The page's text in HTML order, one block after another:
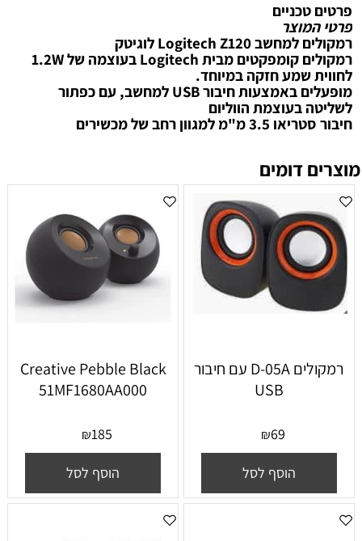
פרטים טכניים
פרטי המוצר
רמקולים למחשב Logitech Z120 לוגיטק
רמקולים קומפקטים מבית Logitech בעוצמה של 1.2W
לחווית שמע חזקה במיוחד.
מופעלים באמצעות חיבור USB למחשב, עם כפתור
לשליטה בעוצמת הווליום
חיבור סטריאו 3.5 מ"מ למגוון רחב של מכשירים
מוצרים דומים
רמקולים D-05A עם חיבור
USB
₪69
הוסף לסל
Creative Pebble Black
51MF1680AA000
₪185
הוסף לסל